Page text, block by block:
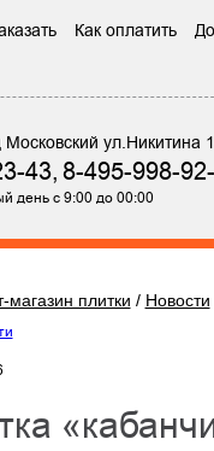
Как оплатить
ул.Никитина
43,8-495-998-
день с 9:00 до 00:00
магазин плитки / Новости